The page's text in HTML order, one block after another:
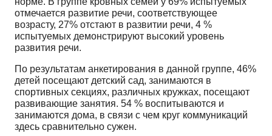
отмечается развитие речи, соответствующее
возрасту, 27% отстают в развитии речи, 4 %
испытуемых демонстрируют высокий уровень
развития речи.
По результатам анкетирования в данной группе, 46%
детей посещают детский сад, занимаются в
спортивных секциях, различных кружках, посещают
развивающие занятия. 54 % воспитываются и
занимаются дома, в связи с чем круг коммуникаций
здесь сравнительно сужен.